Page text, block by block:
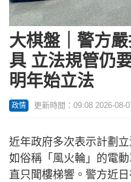
大棋盤｜警方
具 立法規管仍
明年始立法
政情 更新時間：09:08 2026-08-
近年政府多次表示計劃
如俗稱「風火輪」的電
直只聞樓梯響。警方近